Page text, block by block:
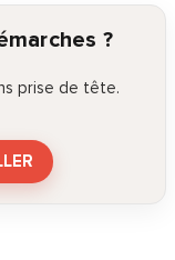
?
prise de tête.